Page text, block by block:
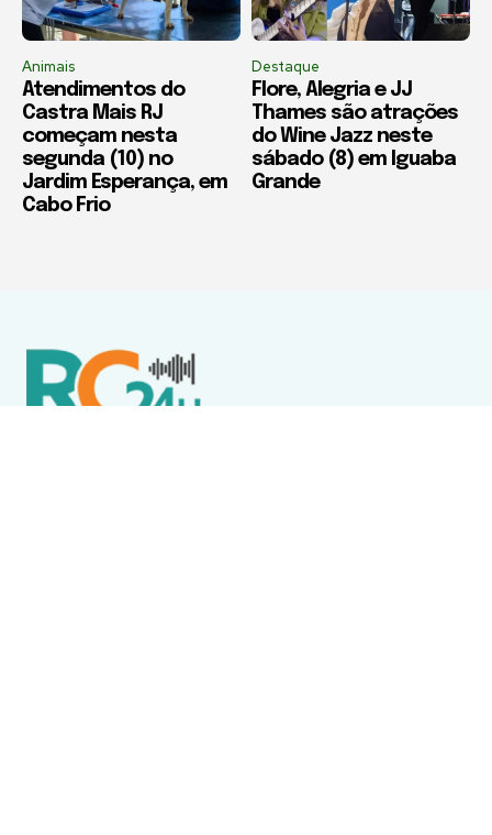
Animais
Atendimentos do
Castra Mais RJ
começam nesta
segunda (10) no
Jardim Esperança, em
Cabo Frio
Destaque
Flore, Alegria e JJ
Thames são atrações
do Wine Jazz neste
sábado (8) em Iguaba
Grande